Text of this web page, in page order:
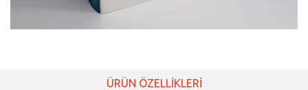
ÜRÜN ÖZELLİKLERİ